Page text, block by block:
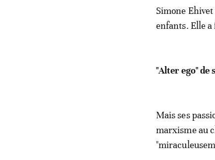
Simone
enfants. Elle
"Alter ego" de
Mais ses
marxisme au